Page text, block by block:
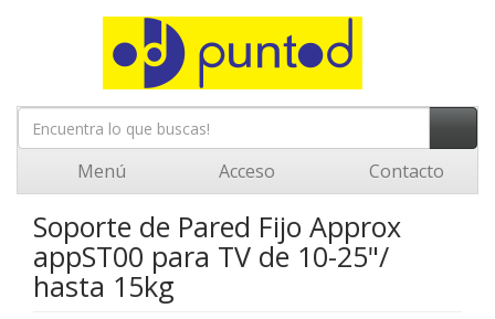
Menú Acceso Contacto
Soporte de Pared Fijo Approx
appST00 para TV de 10-25"/
hasta 15kg